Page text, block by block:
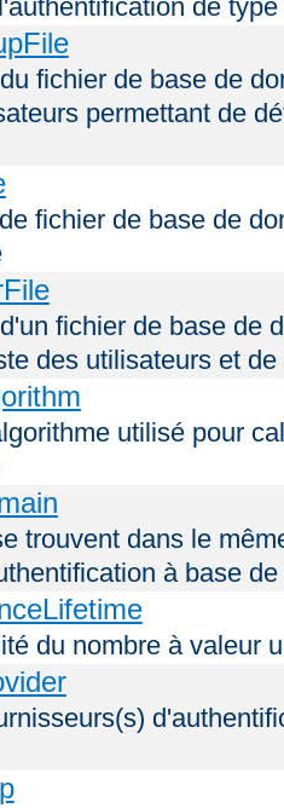
de
fichier de base de
permettant de
fichier de base de
fichier de base de
des utilisateurs et
utilisé pour
trouvent dans le
à base
du nombre à valeur